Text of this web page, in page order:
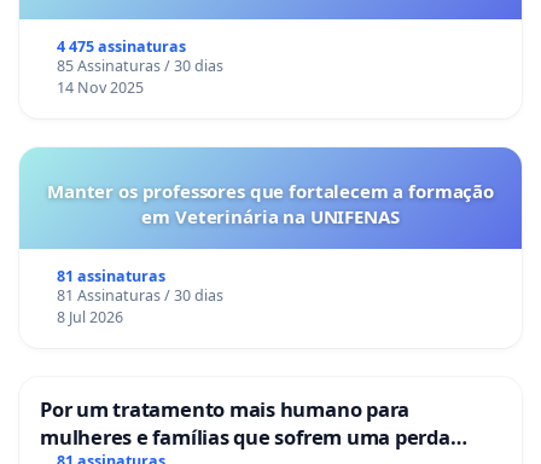
4 475 assinaturas
85 Assinaturas / 30 dias
14 Nov 2025
Manter os professores que fortalecem a formação
em Veterinária na UNIFENAS
81 assinaturas
81 Assinaturas / 30 dias
8 Jul 2026
Por um tratamento mais humano para
mulheres e famílias que sofrem uma perda